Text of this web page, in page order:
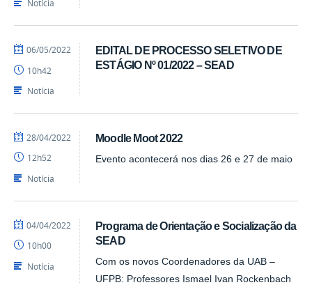
Notícia
EDITAL DE PROCESSO SELETIVO DE
ESTÁGIO Nº 01/2022 – SEAD
por
-
SEAD
publicado
06/05/2022
10h42
Notícia
Moodle Moot 2022
Evento acontecerá nos dias 26 e 27 de maio
por
-
SEAD
publicado
28/04/2022
12h52
Notícia
Programa de Orientação e Socialização da
SEAD
Com os novos Coordenadores da UAB –
UFPB: Professores Ismael Ivan Rockenbach
por
-
SEAD
publicado
04/04/2022
10h00
Notícia